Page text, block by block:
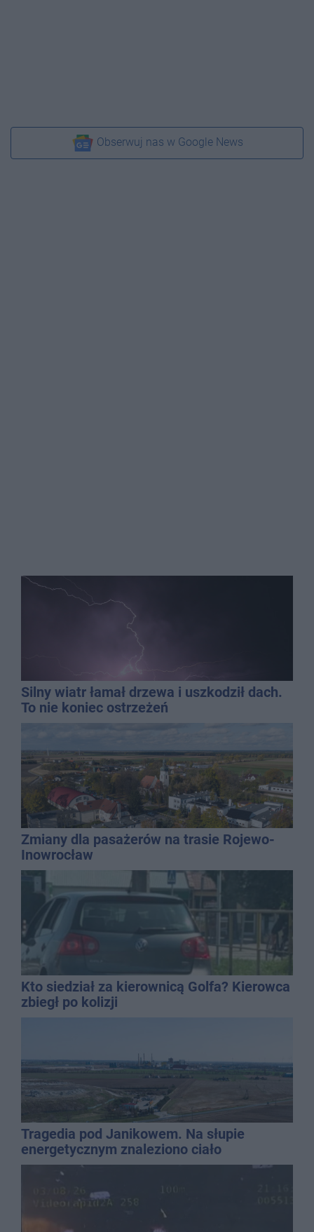
Obserwuj nas w Google News
Silny wiatr łamał drzewa i uszkodził dach.
To nie koniec ostrzeżeń
Zmiany dla pasażerów na trasie Rojewo-
Inowrocław
Kto siedział za kierownicą Golfa? Kierowca
zbiegł po kolizji
Tragedia pod Janikowem. Na słupie
energetycznym znaleziono ciało
mężczyzny